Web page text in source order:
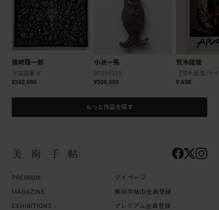
篠崎理一郎
宇宙採集-4
¥242,000
小池一馬
BC260329
¥308,000
荒木経惟
¥ ASK
もっと作品を探す
PREMIUM
MAGAZINE
EXHIBITIONS
マイページ
美術手帖ID会員登録
プレミアム会員登録